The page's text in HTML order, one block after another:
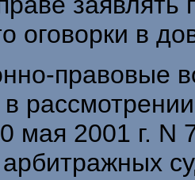
оговорки в
правовые
в
мая 2001 г.